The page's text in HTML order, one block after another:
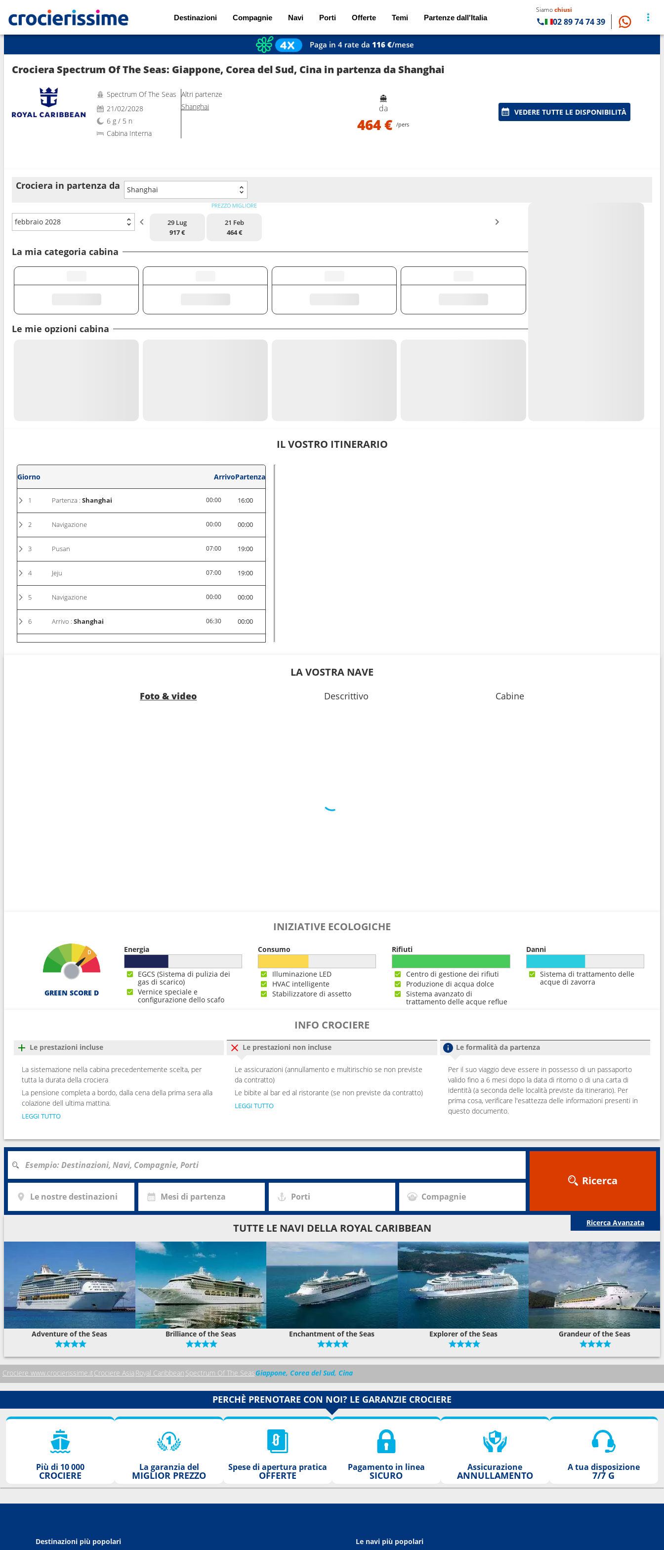
Destinazioni Compagnie Navi Porti Offerte Temi Partenze dall'Italia
Siamochiusi
02 89 74 74 39
Mostra le altre 53 foto
Paga in 4 rate da 116 €/mese
Crociera Spectrum Of The Seas: Giappone, Corea del Sud, Cina in partenza da Shanghai
Spectrum Of The Seas
21/02/2028
6 g / 5 n
Cabina Interna
Altri partenze
Shanghai
da
464 € /pers
VEDERE TUTTE LE DISPONIBILITÀ
Crociera in partenza da Shanghai
febbraio 2028
29 Lug
917 €
PREZZO MIGLIORE
21 Feb
464 €
La mia categoria cabina
Le mie opzioni cabina
IL VOSTRO ITINERARIO
Giorno ArrivoPartenza
1 Partenza : Shanghai 00:00 16:00
2 Navigazione 00:00 00:00
3 Pusan 07:00 19:00
4 Jeju 07:00 19:00
5 Navigazione 00:00 00:00
6 Arrivo : Shanghai 06:30 00:00
LA VOSTRA NAVE
Foto & video Descrittivo Cabine
INIZIATIVE ECOLOGICHE
GREEN SCORE D
Energia
EGCS (Sistema di pulizia dei
gas di scarico)
Vernice speciale e
configurazione dello scafo
Consumo
Illuminazione LED
HVAC intelligente
Stabilizzatore di assetto
Rifiuti
Centro di gestione dei rifiuti
Produzione di acqua dolce
Sistema avanzato di
trattamento delle acque reflue
Danni
Sistema di trattamento delle
acque di zavorra
INFO CROCIERE
Le prestazioni incluse
La sistemazione nella cabina precedentemente scelta, per
tutta la durata della crociera
La pensione completa a bordo, dalla cena della prima sera alla
colazione dell ultima mattina.
LEGGI TUTTO
Le prestazioni non incluse
Le assicurazioni (annullamento e multirischio se non previste
da contratto)
Le bibite al bar ed al ristorante (se non previste da contratto)
LEGGI TUTTO
Le formalità da partenza
Per il suo viaggio deve essere in possesso di un passaporto
valido fino a 6 mesi dopo la data di ritorno o di una carta di
identità (a seconda delle località previste da itinerario). Per
prima cosa, verificare l'esattezza delle informazioni presenti in
questo documento.
Le nostre destinazioni Mesi di partenza Porti Compagnie
Ricerca
Ricerca Avanzata
TUTTE LE NAVI DELLA ROYAL CARIBBEAN
Adventure of the Seas Brilliance of the Seas Enchantment of the Seas Explorer of the Seas Grandeur of the Seas
Crociere www.crocierissime.itCrociere Asia Royal Caribbean Spectrum Of The SeasGiappone, Corea del Sud, Cina
PERCHÈ PRENOTARE CON NOI? LE GARANZIE CROCIERE
Più di 10 000
CROCIERE
La garanzia del
MIGLIOR PREZZO
Spese di apertura pratica
OFFERTE
Pagamento in linea
SICURO
Assicurazione
ANNULLAMENTO
A tua disposizione
7/7 G
Destinazioni più popolari
Le navi più popolari